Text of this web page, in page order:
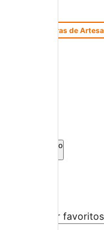
Feiras de
Angra do Heroísmo
guardar